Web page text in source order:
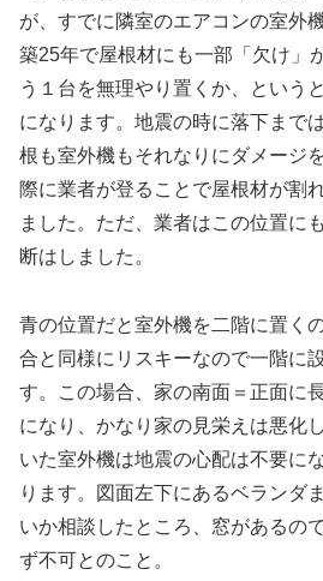
が、すでに隣室のエアコンの室外
築25年で屋根材にも一部「欠け」
う１台を無理やり置くか、という
になります。地震の時に落下まで
根も室外機もそれなりにダメージ
際に業者が登ることで屋根材が割
ました。ただ、業者はこの位置に
断はしました。
青の位置だと室外機を二階に置く
合と同様にリスキーなので一階に
す。この場合、家の南面＝正面に
になり、かなり家の見栄えは悪化
いた室外機は地震の心配は不要に
ります。図面左下にあるベランダ
いか相談したところ、窓があるの
ず不可とのこと。